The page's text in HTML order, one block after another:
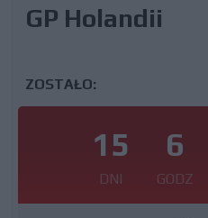
GP Holandii
ZOSTAŁO:
15
DNI
6
GODZ